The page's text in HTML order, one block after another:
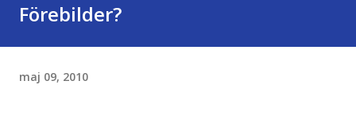
Förebilder?
maj 09, 2010